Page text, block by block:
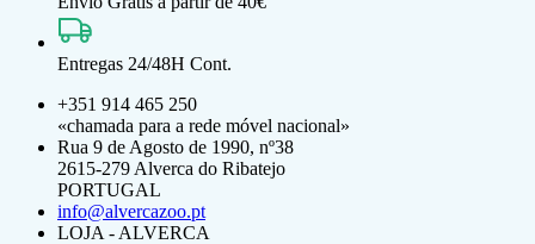
Entregas 24/48H Cont.
+351 914 465 250
«chamada para a rede móvel nacional»
Rua 9 de Agosto de 1990, nº38
2615-279 Alverca do Ribatejo
PORTUGAL
info@alvercazoo.pt
LOJA - ALVERCA